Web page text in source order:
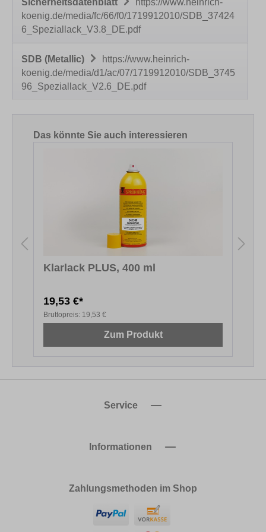
koenig.de/media/fc/66/f0/1719912010/SDB_37424
6_Speziallack_V3.8_DE.pdf
SDB (Metallic)
https://www.heinrich-
koenig.de/media/d1/ac/07/1719912010/SDB_3745
96_Speziallack_V2.6_DE.pdf
Produktgalerie überspringen
Das könnte Sie auch interessieren
Klarlack PLUS, 400 ml
19,53 €*
Bruttopreis: 19,53 €
Zum Produkt
Service
Informationen
Zahlungsmethoden im Shop